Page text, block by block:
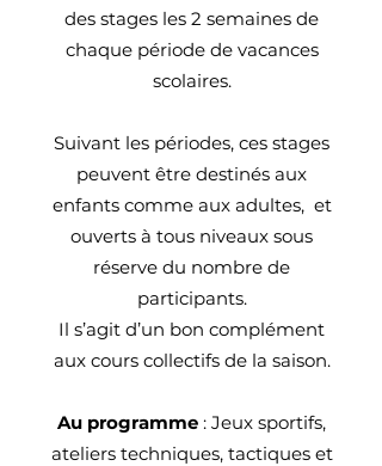
des stages les 2 semaines de
chaque période de vacances
scolaires.
Suivant les périodes, ces stages
peuvent être destinés aux
enfants comme aux adultes, et
ouverts à tous niveaux sous
réserve du nombre de
participants.
Il s’agit d’un bon complément
aux cours collectifs de la saison.
Au programme : Jeux sportifs,
ateliers techniques, tactiques et